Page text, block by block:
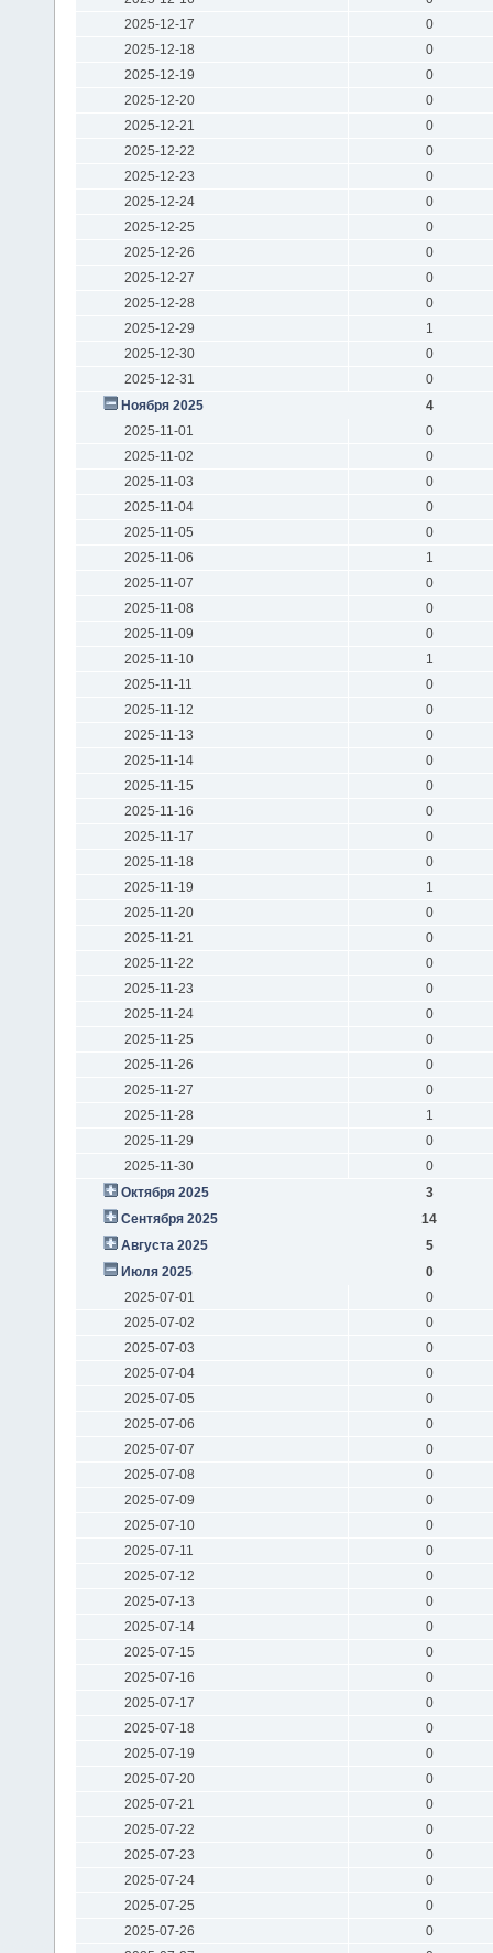
2025-12-17
0
2025-12-18
0
2025-12-19
0
2025-12-20
0
2025-12-21
0
2025-12-22
0
2025-12-23
0
2025-12-24
0
2025-12-25
0
2025-12-26
0
2025-12-27
0
2025-12-28
0
2025-12-29
1
2025-12-30
0
2025-12-31
0
Ноября 2025
4
2025-11-01
0
2025-11-02
0
2025-11-03
0
2025-11-04
0
2025-11-05
0
2025-11-06
1
2025-11-07
0
2025-11-08
0
2025-11-09
0
2025-11-10
1
2025-11-11
0
2025-11-12
0
2025-11-13
0
2025-11-14
0
2025-11-15
0
2025-11-16
0
2025-11-17
0
2025-11-18
0
2025-11-19
1
2025-11-20
0
2025-11-21
0
2025-11-22
0
2025-11-23
0
2025-11-24
0
2025-11-25
0
2025-11-26
0
2025-11-27
0
2025-11-28
1
2025-11-29
0
2025-11-30
0
Октября 2025
3
Сентября 2025
14
Августа 2025
5
Июля 2025
0
2025-07-01
0
2025-07-02
0
2025-07-03
0
2025-07-04
0
2025-07-05
0
2025-07-06
0
2025-07-07
0
2025-07-08
0
2025-07-09
0
2025-07-10
0
2025-07-11
0
2025-07-12
0
2025-07-13
0
2025-07-14
0
2025-07-15
0
2025-07-16
0
2025-07-17
0
2025-07-18
0
2025-07-19
0
2025-07-20
0
2025-07-21
0
2025-07-22
0
2025-07-23
0
2025-07-24
0
2025-07-25
0
2025-07-26
0